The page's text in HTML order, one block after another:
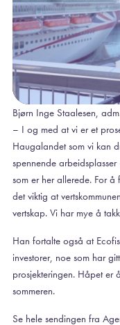
Bjørn Inge Staalesen,
– I og med at vi er et
Haugalandet som vi kan
spennende
som er her allerede. For
det viktig at
vertskap. Vi har mye å
Han fortalte også at
investorer, noe som har
prosjekteringen. Håpet er
sommeren.
Se hele sendingen fra